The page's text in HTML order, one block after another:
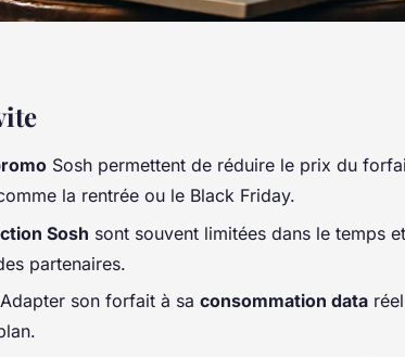
Sosh permettent de réduire le prix du
la rentrée ou le Black Friday.
Sosh sont souvent limitées dans le temps
partenaires.
son forfait à sa consommation data